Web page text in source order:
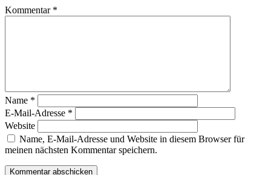
Kommentar *
Name *
E-Mail-Adresse *
Website
Name, E-Mail-Adresse und Website in diesem Browser für
meinen nächsten Kommentar speichern.